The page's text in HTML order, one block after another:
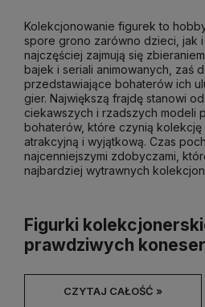
Figurki
prawdziwych
Kolekcjonowanie figurek to
spore grono zarówno dzieci, jak i
najczęściej zajmują się
bajek i seriali animowanych, zaś
przedstawiające bohaterów ich
gier. Największą frajdę stanowi
ciekawszych i rzadszych modeli
bohaterów, które czynią
atrakcyjną i wyjątkową. Czas
najcenniejszymi zdobyczami,
najbardziej wytrawnych
CZYTAJ CAŁOŚĆ »